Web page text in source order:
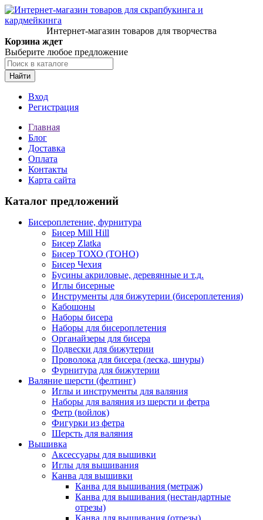
Интернет-магазин товаров для творчества
Корзина ждет
Выберите любое предложение
Найти
Вход
Регистрация
Главная
Блог
Доставка
Оплата
Контакты
Карта сайта
Каталог предложений
Бисероплетение, фурнитура
Бисер Mill Hill
Бисер Zlatka
Бисер ТОХО (TOHO)
Бисер Чехия
Бусины акриловые, деревянные и т.д.
Иглы бисерные
Инструменты для бижутерии (бисероплетения)
Кабошоны
Наборы бисера
Наборы для бисероплетения
Органайзеры для бисера
Подвески для бижутерии
Проволока для бисера (леска, шнуры)
Фурнитура для бижутерии
Валяние шерсти (фелтинг)
Иглы и инструменты для валяния
Наборы для валяния из шерсти и фетра
Фетр (войлок)
Фигурки из фетра
Шерсть для валяния
Вышивка
Аксессуары для вышивки
Иглы для вышивания
Канва для вышивки
Канва для вышивания (метраж)
Канва для вышивания (нестандартные
отрезы)
Канва для вышивания (отрезы)